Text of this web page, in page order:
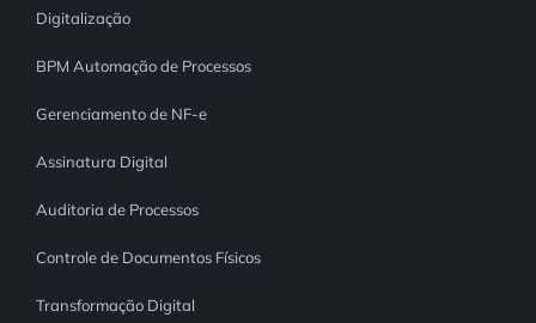
Digitalização
BPM Automação de Processos
Gerenciamento de NF-e
Assinatura Digital
Auditoria de Processos
Controle de Documentos Físicos
Transformação Digital